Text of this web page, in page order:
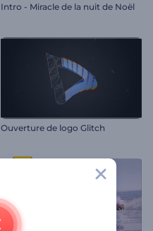
Intro - Miracle de la nuit de Noël
Ouverture de logo Glitch